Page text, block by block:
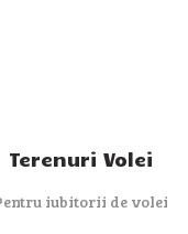
Terenuri Volei
iubitorii de volei